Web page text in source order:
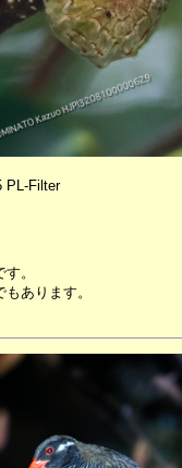
PL-Filter
。
あります。